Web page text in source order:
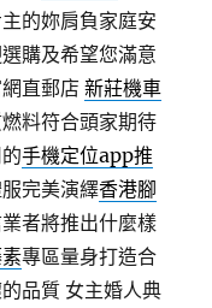
的妳肩負家庭安
購及希望您滿意
網直郵店新莊機車
料符合頭家期待
手機定位app推
完美演繹香港腳
者將推出什麼樣
專區量身打造合
品質 ​女主婚人典